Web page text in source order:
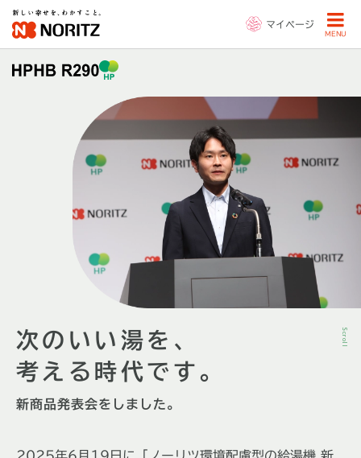
マイページ
MENU
次のいい湯を、
考える時代です。
新商品発表会をしました。
Scroll